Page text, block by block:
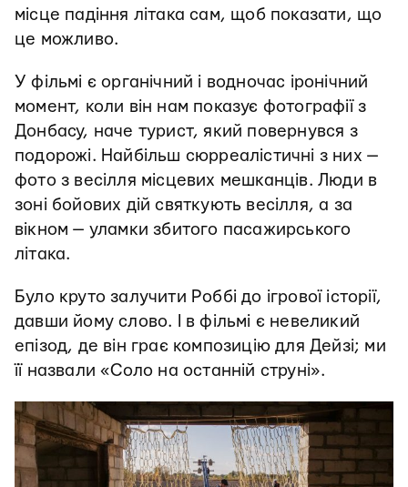
місце падіння літака сам, щоб показати, що
це можливо.
У фільмі є органічний і водночас іронічний
момент, коли він нам показує фотографії з
Донбасу, наче турист, який повернувся з
подорожі. Найбільш сюрреалістичні з них —
фото з весілля місцевих мешканців. Люди в
зоні бойових дій святкують весілля, а за
вікном — уламки збитого пасажирського
літака.
Було круто залучити Роббі до ігрової історії,
давши йому слово. І в фільмі є невеликий
епізод, де він грає композицію для Дейзі; ми
її назвали «Соло на останній струні».